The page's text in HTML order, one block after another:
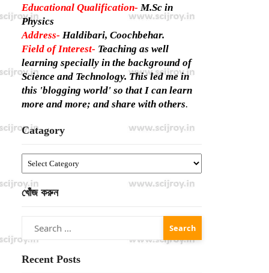
Educational Qualification- M.Sc in
Physics
Address- Haldibari, Coochbehar.
Field of Interest- Teaching as well
learning specially in the background of
Science and Technology. This led me in
this 'blogging world' so that I can learn
more and more; and share with others.
Catagory
Catagory
খোঁজ করুন
Search
for:
Recent Posts